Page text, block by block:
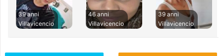
39 anni
Villavicencio
46 anni
Villavicencio
39 anni
Villavicencio